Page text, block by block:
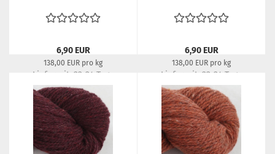
6,90 EUR
138,00 EUR pro kg
Lieferzeit: 22-24 Tage
6,90 EUR
138,00 EUR pro kg
Lieferzeit: 22-24 Tage